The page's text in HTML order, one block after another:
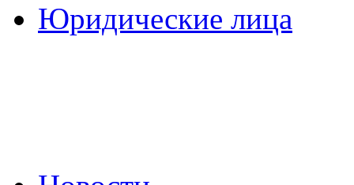
Юридические лица